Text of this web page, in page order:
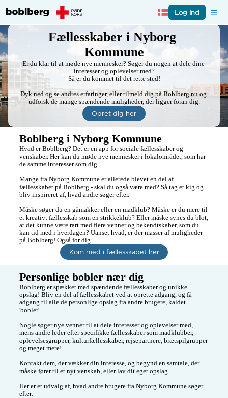
Log ind
Fællesskaber i Nyborg
Kommune
Er du klar til at møde nye mennesker? Søger du nogen at dele dine
interesser og oplevelser med?
Så er du kommet til det rette sted!
Dyk ned og se andres erfaringer, eller tilmeld dig på Boblberg nu og
udforsk de mange spændende muligheder, der ligger foran dig.
Opret dig her
Boblberg i Nyborg Kommune
Hvad er Boblberg? Det er en app for sociale fællesskaber og
venskaber. Her kan du møde nye mennesker i lokalområdet, som har
de samme interesser som dig.
Mange fra Nyborg Kommune er allerede blevet en del af
fællesskabet på Boblberg - skal du også være med? Så tag et kig og
bliv inspireret af, hvad andre søger efter.
Måske søger du en gåmakker eller en madklub? Måske er du mere til
et kreativt fællesskab som en strikkeklub? Eller måske synes du blot,
at det kunne være rart med flere venner og bekendtskaber, som du
kan tid med i hverdagen? Uanset hvad, er der masser af muligheder
Kom med i fællesskabet her
Personlige bobler nær dig
Boblberg er spækket med spændende fællesskaber og unikke
opslag! Bliv en del af fællesskabet ved at oprette adgang, og få
adgang til alle de personlige opslag fra andre brugere, kaldet
'bobler'.
Nogle søger nye venner til at dele interesser og oplevelser med,
mens andre leder efter specifikke fællesskaber som madklubber,
oplevelsesgrupper, kulturfællesskaber, rejsepartnere, brætspilgrupper
og meget mere!
Kontakt dem, der vækker din interesse, og begynd en samtale, der
måske fører til et nyt venskab, eller lav dit eget opslag.
Her er et udvalg af, hvad andre brugere fra Nyborg Kommune søger
efter: